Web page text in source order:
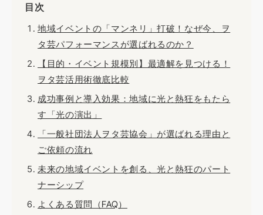
目次
地域イベントの「マンネリ」打破！なぜ今、ヲ
タ芸パフォーマンスが選ばれるのか？
【目的・イベント規模別】最適解を見つける！
ヲタ芸活用術徹底比較
成功事例と導入効果：地域に光と熱狂をもたら
す「光の演出」
「一般社団法人ヲタ芸協会」が選ばれる理由と
ご依頼の流れ
未来の地域イベントを創る、光と熱狂のパート
ナーシップ
よくある質問（FAQ）